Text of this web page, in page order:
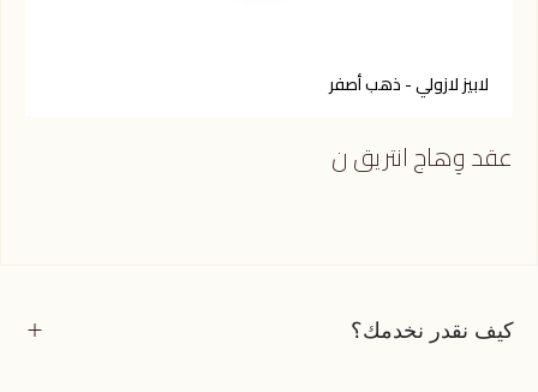
لابيز لازولي - ذهب أصفر
عقد وِهاج انتريق ن
كيف نقدر نخدمك؟